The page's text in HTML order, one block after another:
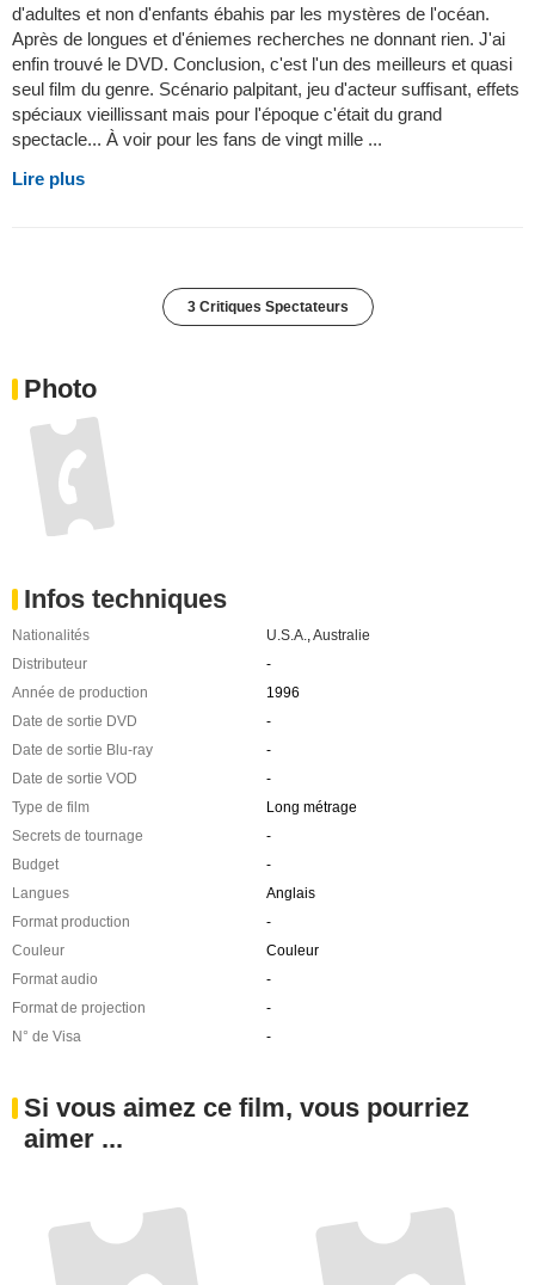
d'adultes et non d'enfants ébahis par les mystères de l'océan.
Après de longues et d'éniemes recherches ne donnant rien. J'ai
enfin trouvé le DVD. Conclusion, c'est l'un des meilleurs et quasi
seul film du genre. Scénario palpitant, jeu d'acteur suffisant, effets
spéciaux vieillissant mais pour l'époque c'était du grand
spectacle... À voir pour les fans de vingt mille ...
Lire plus
3 Critiques Spectateurs
Photo
Infos techniques
Nationalités U.S.A. Australie
Distributeur
-
Année de production
1996
Date de sortie DVD
-
Date de sortie Blu-ray
-
Date de sortie VOD
-
Type de film
Long métrage
Secrets de tournage
-
Budget
-
Langues
Anglais
Format production
-
Couleur
Couleur
Format audio
-
Format de projection
-
N° de Visa
-
Si vous aimez ce film, vous pourriez
aimer ...